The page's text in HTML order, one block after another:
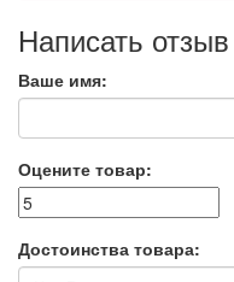
Написать отзыв
Ваше имя:
Оцените товар:
Достоинства товара: